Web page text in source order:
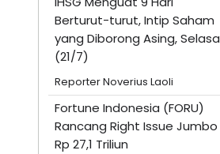
Berturut-turut, Intip Saham
yang Diborong Asing, Selasa
(21/7)
Reporter Noverius Laoli
Fortune Indonesia (FORU)
Rancang Right Issue Jumbo
Rp 27,1 Triliun